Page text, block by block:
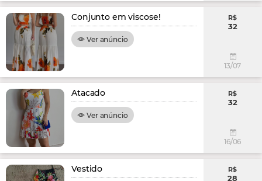
Conjunto em viscose!
Ver anúncio
R$
32
13/07
Atacado
Ver anúncio
R$
32
16/06
Vestido R$
28